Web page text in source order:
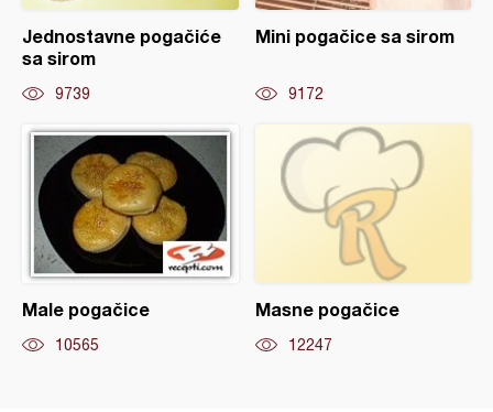
Jednostavne pogačiće
sa sirom
9739
Mini pogačice sa sirom
9172
Male pogačice
10565
Masne pogačice
12247